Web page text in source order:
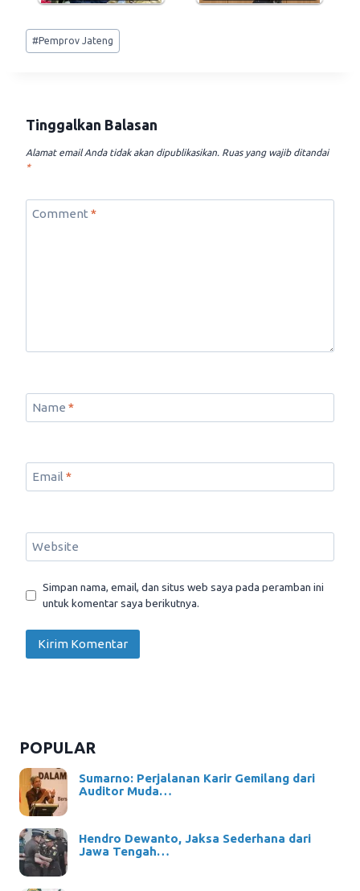
Post
Tags:
#Pemprov Jateng
Tinggalkan Balasan
Alamat email Anda tidak akan dipublikasikan. Ruas yang wajib ditandai
*
Comment *
Name *
Email *
Website
Simpan nama, email, dan situs web saya pada peramban ini
untuk komentar saya berikutnya.
POPULAR
Sumarno: Perjalanan Karir Gemilang dari
Auditor Muda…
Hendro Dewanto, Jaksa Sederhana dari
Jawa Tengah…